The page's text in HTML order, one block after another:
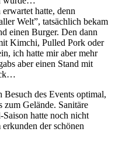
hatte, denn
Welt”, tatsächlich bekam
einen Burger. Den dann
Kimchi, Pulled Pork oder
ich hatte mir aber mehr
aber einen Stand mit
des Events optimal,
zum Gelände. Sanitäre
hatte noch nicht
der schönen